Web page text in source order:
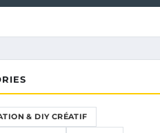
& DIY CRÉATIF